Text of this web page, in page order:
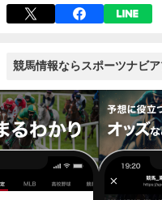
競馬情報ならスポーツナビア